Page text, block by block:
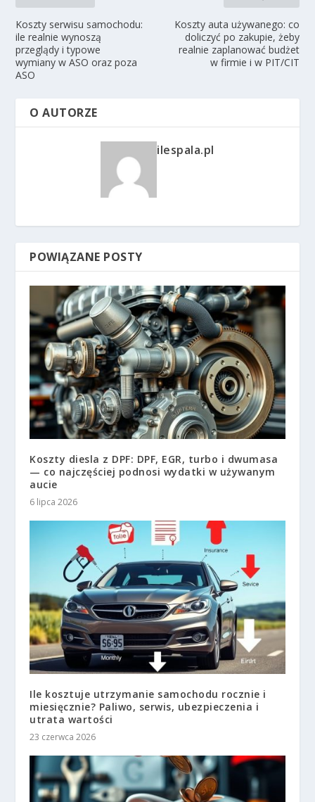
Koszty serwisu samochodu:
ile realnie wynoszą
przeglądy i typowe
wymiany w ASO oraz poza
ASO
Koszty auta używanego: co
doliczyć po zakupie, żeby
realnie zaplanować budżet
w firmie i w PIT/CIT
O AUTORZE
ilespala.pl
POWIĄZANE POSTY
Koszty diesla z DPF: DPF, EGR, turbo i dwumasa
— co najczęściej podnosi wydatki w używanym
aucie
6 lipca 2026
Ile kosztuje utrzymanie samochodu rocznie i
miesięcznie? Paliwo, serwis, ubezpieczenia i
utrata wartości
23 czerwca 2026